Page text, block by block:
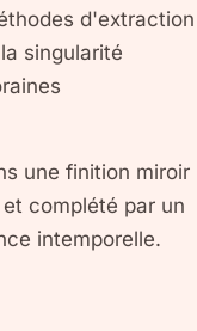
d'extraction
singularité
une finition miroir
complété par un
intemporelle.